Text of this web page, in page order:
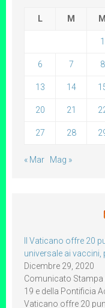
L M M
1
6 7 8
13 14
20 21
27 28
« Mar Mag »
Il Vaticano offre 20
universale ai
Dicembre 29, 2020
Comunicato
19 e della Pontificia
Vaticano offre 20